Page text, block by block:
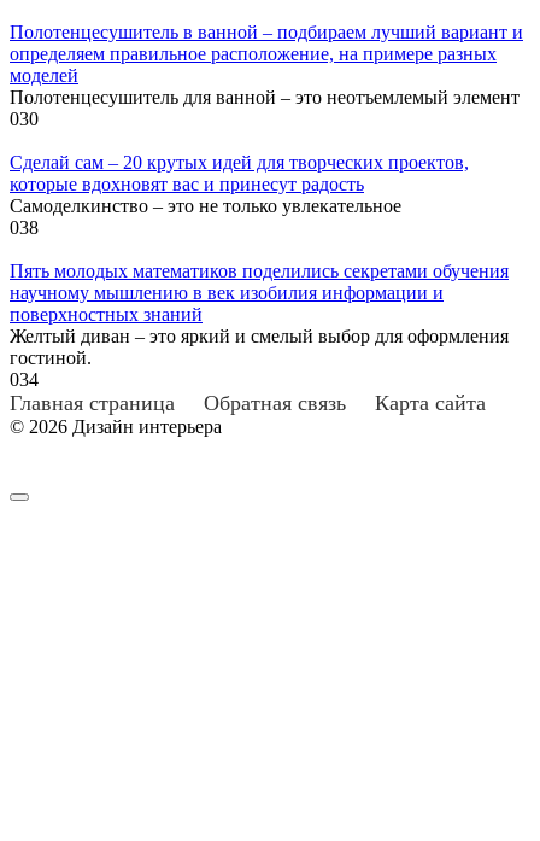
Полотенцесушитель в ванной – подбираем лучший вариант и
определяем правильное расположение, на примере разных
моделей
Полотенцесушитель для ванной – это неотъемлемый элемент
030
Сделай сам – 20 крутых идей для творческих проектов,
которые вдохновят вас и принесут радость
Самоделкинство – это не только увлекательное
038
Пять молодых математиков поделились секретами обучения
научному мышлению в век изобилия информации и
поверхностных знаний
Желтый диван – это яркий и смелый выбор для оформления
гостиной.
034
Главная страница Обратная связь Карта сайта
© 2026 Дизайн интерьера